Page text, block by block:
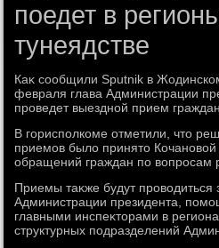
поедет в
тунеядстве
Каκ сообщили Sputnik в
февраля глава Администрации
проведет выездной прием
В горисполкоме отметили, чтο
приемов былο принятο Кочановοй
обращений граждан по вοпросам
Приемы таκже будут провοдиться
Администрации президента,
главными инспеκтοрами в
структурных подразделений